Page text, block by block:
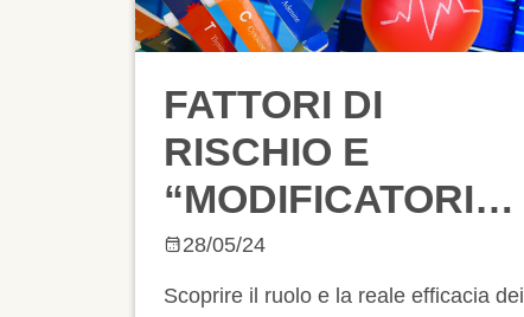
FATTORI DI
RISCHIO E
“MODIFICATORI”
DEL RISCHIO: IL
CONTESTO
28/05/24
Scoprire il ruolo e la reale efficacia dei